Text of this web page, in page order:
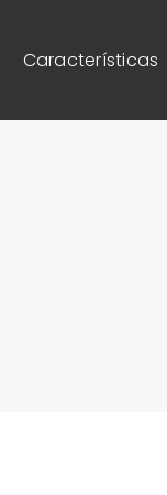
Características